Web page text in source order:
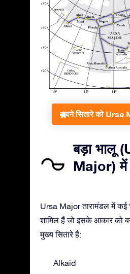
अपने सितारे को Ursa
बड़ा भालू
Major) में
Ursa Major तारामंडल में कई
शामिल हैं जो इसके आकार को
मुख्य सितारे हैं:
Alkaid